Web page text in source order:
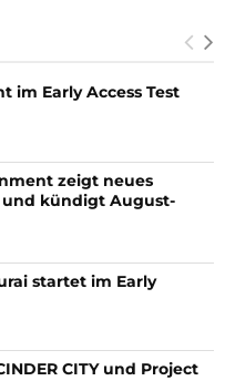
im Early Access Test
zeigt neues
kündigt August-
startet im Early
CITY und Project